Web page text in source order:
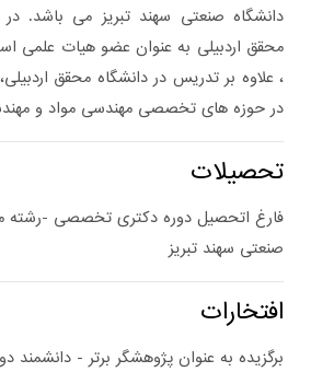
محقق اردبیلی به عنوان عضو هیات علمی
، علاوه بر تدریس در دانشگاه محقق
در حوزه های تخصصی مهندسی مواد و
تحصیلات
فارغ اتحصیل دوره دکتری تخصصی -رشته
صنعتی سهند تبریز
افتخارات
برگزیده به عنوان پژوهشگر برتر - دانشمند